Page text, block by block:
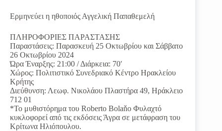
Ερμηνεύει η ηθοποιός Αγγελική Παπαθεμελή
ΠΛΗΡΟΦΟΡΙΕΣ ΠΑΡΑΣΤΑΣΗΣ
Παραστάσεις: Παρασκευή 25 Οκτωβρίου και Σάββατο
26 Οκτωβρίου 2024
Ώρα Έναρξης: 21:00 / Διάρκεια: 70′
Χώρος: Πολιτιστικό Συνεδριακό Κέντρο Ηρακλείου
Κρήτης
Διεύθυνση: Λεωφ. Νικολάου Πλαστήρα 49, Ηράκλειο
712 01
*Το μυθιστόρημα του Roberto Bolaňo Φυλαχτό
κυκλοφορεί από τις εκδόσεις Άγρα σε μετάφραση του
Κρίτωνα Ηλιόπουλου.